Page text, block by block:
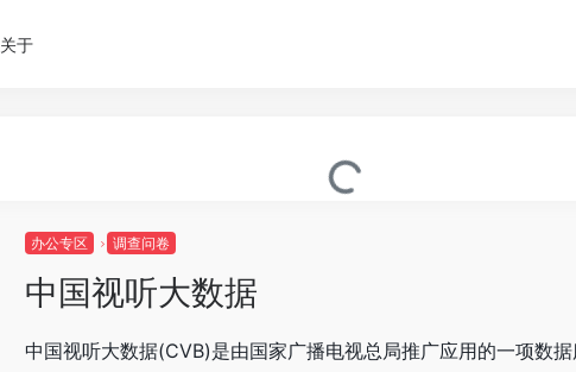
关于
办公专区 调查问卷
中国视听大数据
中国视听大数据(CVB)‌是由国家广播电视总局推广应用的一项数